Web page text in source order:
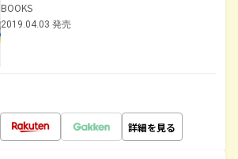
BOOKS
2019.04.03 発売
詳細を見る